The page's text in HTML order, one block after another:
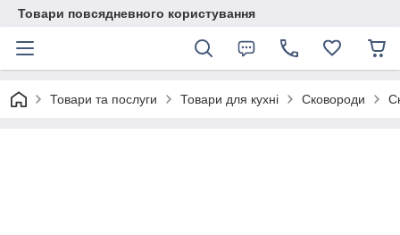
Товари повсядневного користування
Товари та послуги Товари для кухні Сковороди